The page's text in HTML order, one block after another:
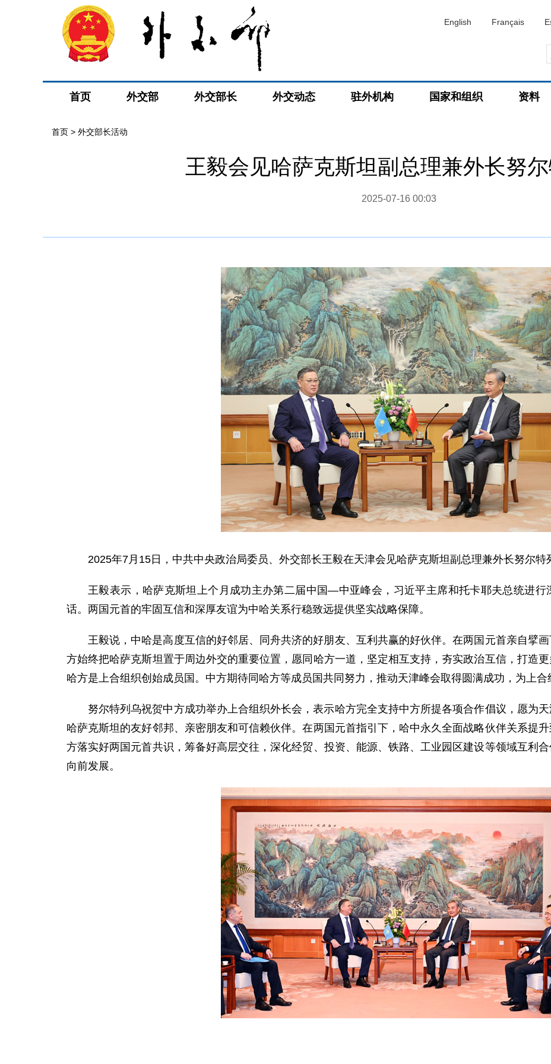
English Français
首页 外交部 外交部长 外交动态 驻外机构 国家和组织 资料
首页 > 外交部长活动
王毅会见哈萨克斯坦副总理兼外长努
2025-07-16 00:03
2025年7月15日，中共中央政治局委员、外交部长王毅在天津会见哈萨克斯坦副总理兼外长努尔特
王毅表示，哈萨克斯坦上个月成功主办第二届中国—中亚峰会，习近平主席和托卡耶夫总统进行
话。两国元首的牢固互信和深厚友谊为中哈关系行稳致远提供坚实战略保障。
王毅说，中哈是高度互信的好邻居、同舟共济的好朋友、互利共赢的好伙伴。在两国元首亲自擘
方始终把哈萨克斯坦置于周边外交的重要位置，愿同哈方一道，坚定相互支持，夯实政治互信，打造
哈方是上合组织创始成员国。中方期待同哈方等成员国共同努力，推动天津峰会取得圆满成功，为上合
努尔特列乌祝贺中方成功举办上合组织外长会，表示哈方完全支持中方所提各项合作倡议，愿为
哈萨克斯坦的友好邻邦、亲密朋友和可信赖伙伴。在两国元首指引下，哈中永久全面战略伙伴关系提
方落实好两国元首共识，筹备好高层交往，深化经贸、投资、能源、铁路、工业园区建设等领域互利
向前发展。